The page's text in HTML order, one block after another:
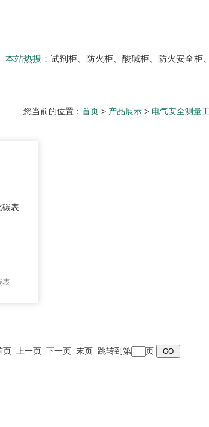
本站热搜： 试剂柜、防火柜、酸碱柜、防火安全柜
您当前的位置： 首页 > 产品展示 > 电气安全测量
表
页 上一页 下一页 末页 跳转到第 页